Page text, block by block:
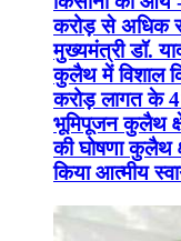
करोड़ से अधिक
मुख्यमंत्री डॉ.
कुलैथ में विशाल
करोड़ लागत के
भूमिपूजन कुलैथ
की घोषणा कुलैथ
किया आत्मीय